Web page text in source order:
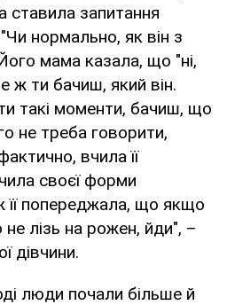
ставила запитання
нормально, як він з
мама казала, що "ні,
ж ти бачиш, який він.
такі моменти, бачиш, що
не треба говорити,
вчила її
своєї форми
її попереджала, що якщо
не лізь на рожен, йди", –
дівчини.
люди почали більше й